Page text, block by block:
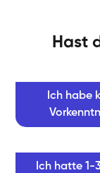
Hast
Ich habe
Ich hatte 1-